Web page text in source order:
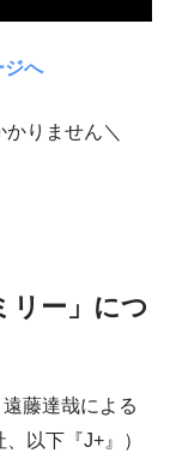
ジへ
りません＼
リー」につ
藤達哉による
以下『J+』）